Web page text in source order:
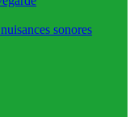
sonores